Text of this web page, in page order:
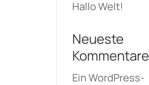
Hallo Welt!
Neueste
Kommentare
Ein WordPress-